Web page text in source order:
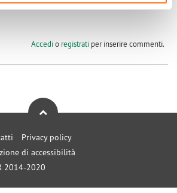
Accedio registratiper inserire commenti.
Privacy policy
di accessibilità
2014-2020